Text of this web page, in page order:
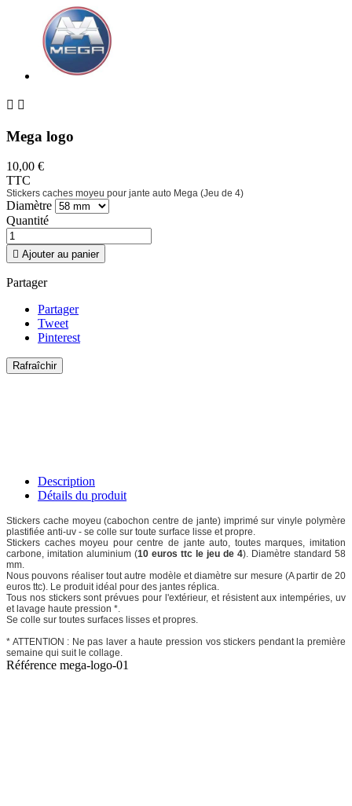
 
Mega logo
10,00 €
TTC
Stickers caches moyeu pour jante auto Mega (Jeu de 4)
Diamètre
Quantité
 Ajouter au panier
Partager
Partager
Tweet
Pinterest
Description
Détails du produit
Stickers cache moyeu (cabochon centre de jante) imprimé sur vinyle polymère
plastifiée anti-uv - se colle sur toute surface lisse et propre.
Stickers caches moyeu pour centre de jante auto, toutes marques, imitation
carbone, imitation aluminium (10 euros ttc le jeu de 4). Diamètre standard 58
mm.
Nous pouvons réaliser tout autre modèle et diamètre sur mesure (A partir de 20
euros ttc). Le produit idéal pour des jantes réplica.
Tous nos stickers sont prévues pour l'extérieur, et résistent aux intempéries, uv
et lavage haute pression *.
Se colle sur toutes surfaces lisses et propres.
* ATTENTION : Ne pas laver a haute pression vos stickers pendant la première
semaine qui suit le collage.
Référence mega-logo-01